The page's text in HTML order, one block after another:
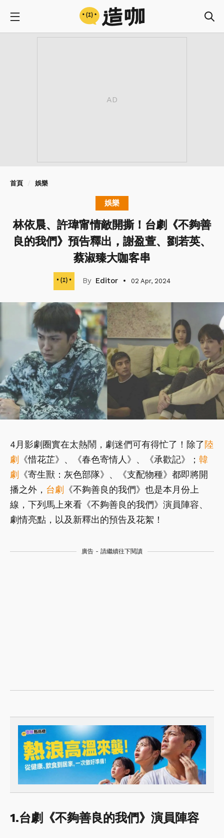
首頁 娛樂
娛樂
林依晨、許瑋甯情敵開撕！台劇《不夠善
良的我們》預告釋出，謝盈萱、劉若英、
蔡淑臻大咖客串
Editor 02 Apr, 2024
4月影劇圈實在太熱鬧，劇迷們可有得忙了！除了陸
劇
《惜花芷》、《春色寄情人》、《承歡記》； 韓
劇
《寄生獸：灰色部隊》、《支配物種》都即將開
播之外， 台劇
《不夠善良的我們》也是本月份上
線，下列馬上來看《不夠善良的我們》演員陣容、
劇情亮點，以及新釋出的預告及花絮！
廣告 - 請繼續往下閱讀
1.台劇《不夠善良的我們》演員陣容